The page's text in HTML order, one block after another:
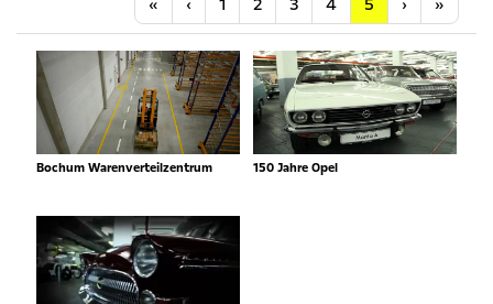
« ‹ 1 2 3 4 5 › »
Bochum Warenverteilzentrum 150 Jahre Opel